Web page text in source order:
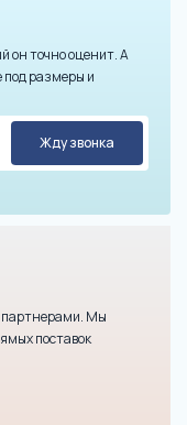
он точно оценит. А
размеры и
партнерами. Мы
поставок